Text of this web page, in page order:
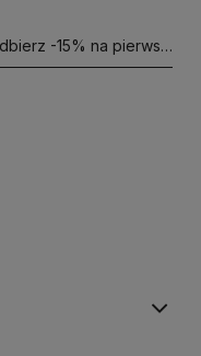
-15% na pierwsze